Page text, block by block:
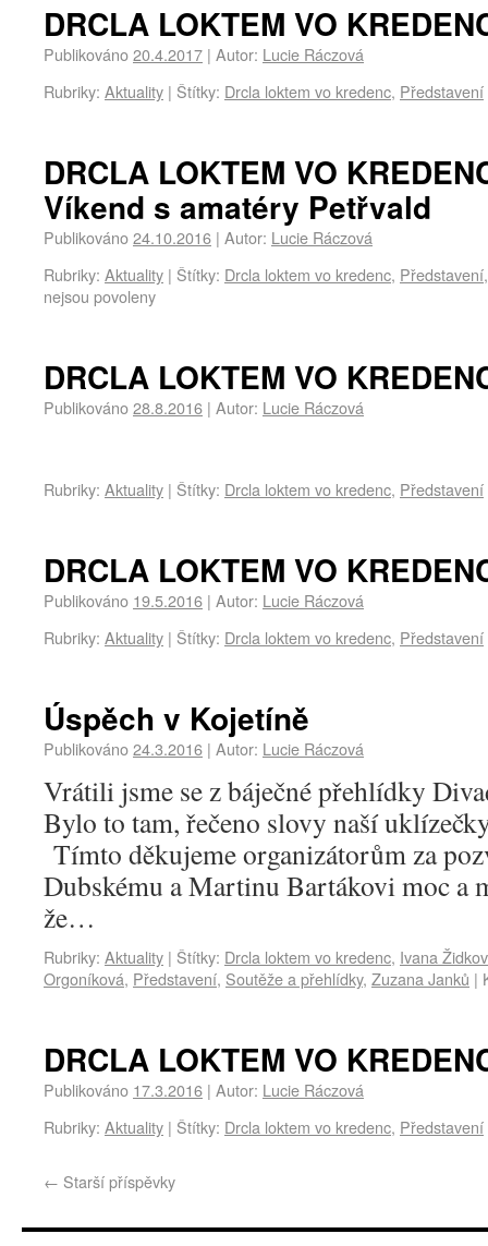
DRCLA LOKTEM VO
Publikováno20.4.2017 | Autor: Lucie Ráczová
Rubriky: Aktuality | Štítky: Drcla loktem vo kredenc, Představení
DRCLA LOKTEM VO
Víkend s amatéry Petřvald
Publikováno24.10.2016 | Autor: Lucie Ráczová
Rubriky: Aktuality | Štítky: Drcla loktem vo kredenc, Představení
nejsou povoleny
DRCLA LOKTEM VO
Publikováno28.8.2016 | Autor: Lucie Ráczová
Rubriky: Aktuality | Štítky: Drcla loktem vo kredenc, Představení
DRCLA LOKTEM VO
Publikováno 19.5.2016 | Autor: Lucie Ráczová
Rubriky: Aktuality | Štítky: Drcla loktem vo kredenc, Představení
Úspěch v Kojetíně
Publikováno24.3.2016 | Autor: Lucie Ráczová
Vrátili jsme se z báječné přehlídky
Bylo to tam, řečeno slovy naší
Tímto děkujeme organizátorům za
Dubskému a Martinu Bartákovi moc a
že…
Rubriky: Aktuality | Štítky: Drcla loktem vo kredenc, Ivana
Orgoníková, Představení, Soutěže a přehlídky, Zuzana Janků |
DRCLA LOKTEM VO
Publikováno 17.3.2016 | Autor: Lucie Ráczová
Rubriky: Aktuality | Štítky: Drcla loktem vo kredenc, Představení
← Starší příspěvky